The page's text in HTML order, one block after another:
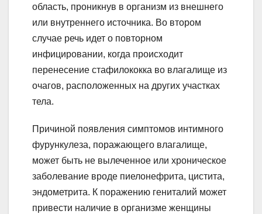
область, проникнув в организм из внешнего
или внутреннего источника. Во втором
случае речь идет о повторном
инфицировании, когда происходит
перенесение стафилококка во влагалище из
очагов, расположенных на других участках
тела.
Причиной появления симптомов интимного
фурункулеза, поражающего влагалище,
может быть не вылеченное или хроническое
заболевание вроде пиелонефрита, цистита,
эндометрита. К поражению гениталий может
привести наличие в организме женщины